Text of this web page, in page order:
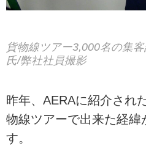
貨物線ツアー3,000名の集
氏/弊社社員撮影
昨年、AERAに紹介され
物線ツアーで出来た経緯
す。